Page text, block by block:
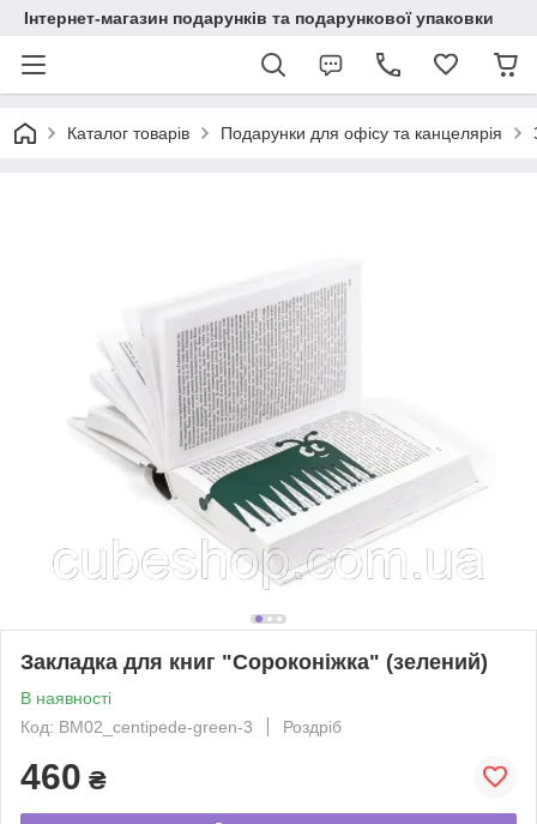
Інтернет-магазин подарунків та подарункової упаковки
Каталог товарів Подарунки для офісу та канцелярія
Закладка для книг "Сороконіжка" (зелений)
В наявності
Код: BM02_centipede-green-3
Роздріб
460 ₴